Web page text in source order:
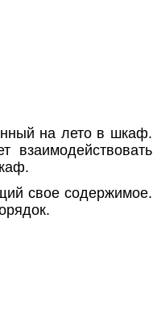
на лето в шкаф.
взаимодействовать
свое содержимое.